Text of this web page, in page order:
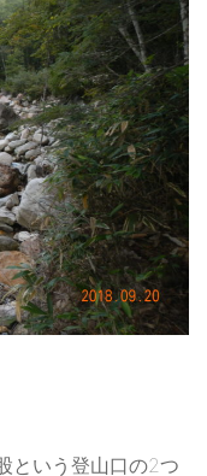
という登山口の2つ